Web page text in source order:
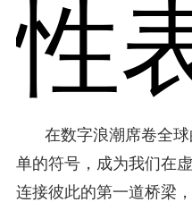
性
在数字浪潮席卷全
单的符号，成为我们在
连接彼此的第一道桥梁